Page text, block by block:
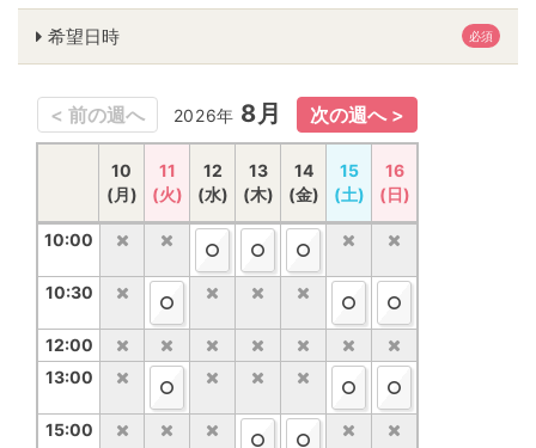
必須
希望日時
2026年 8月
10
(月)
11
(火)
12
(水)
13
(木)
14
(金)
15
(土)
16
(日)
10:00
10:30
12:00
13:00
15:00
2026年 8月
17
(月)
18
(火)
19
(水)
20
(木)
21
(金)
22
(土)
23
(日)
10:00
10:30
12:00